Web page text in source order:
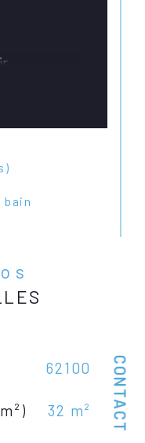
CONTACT
bain
62100
32 m²
8% à la